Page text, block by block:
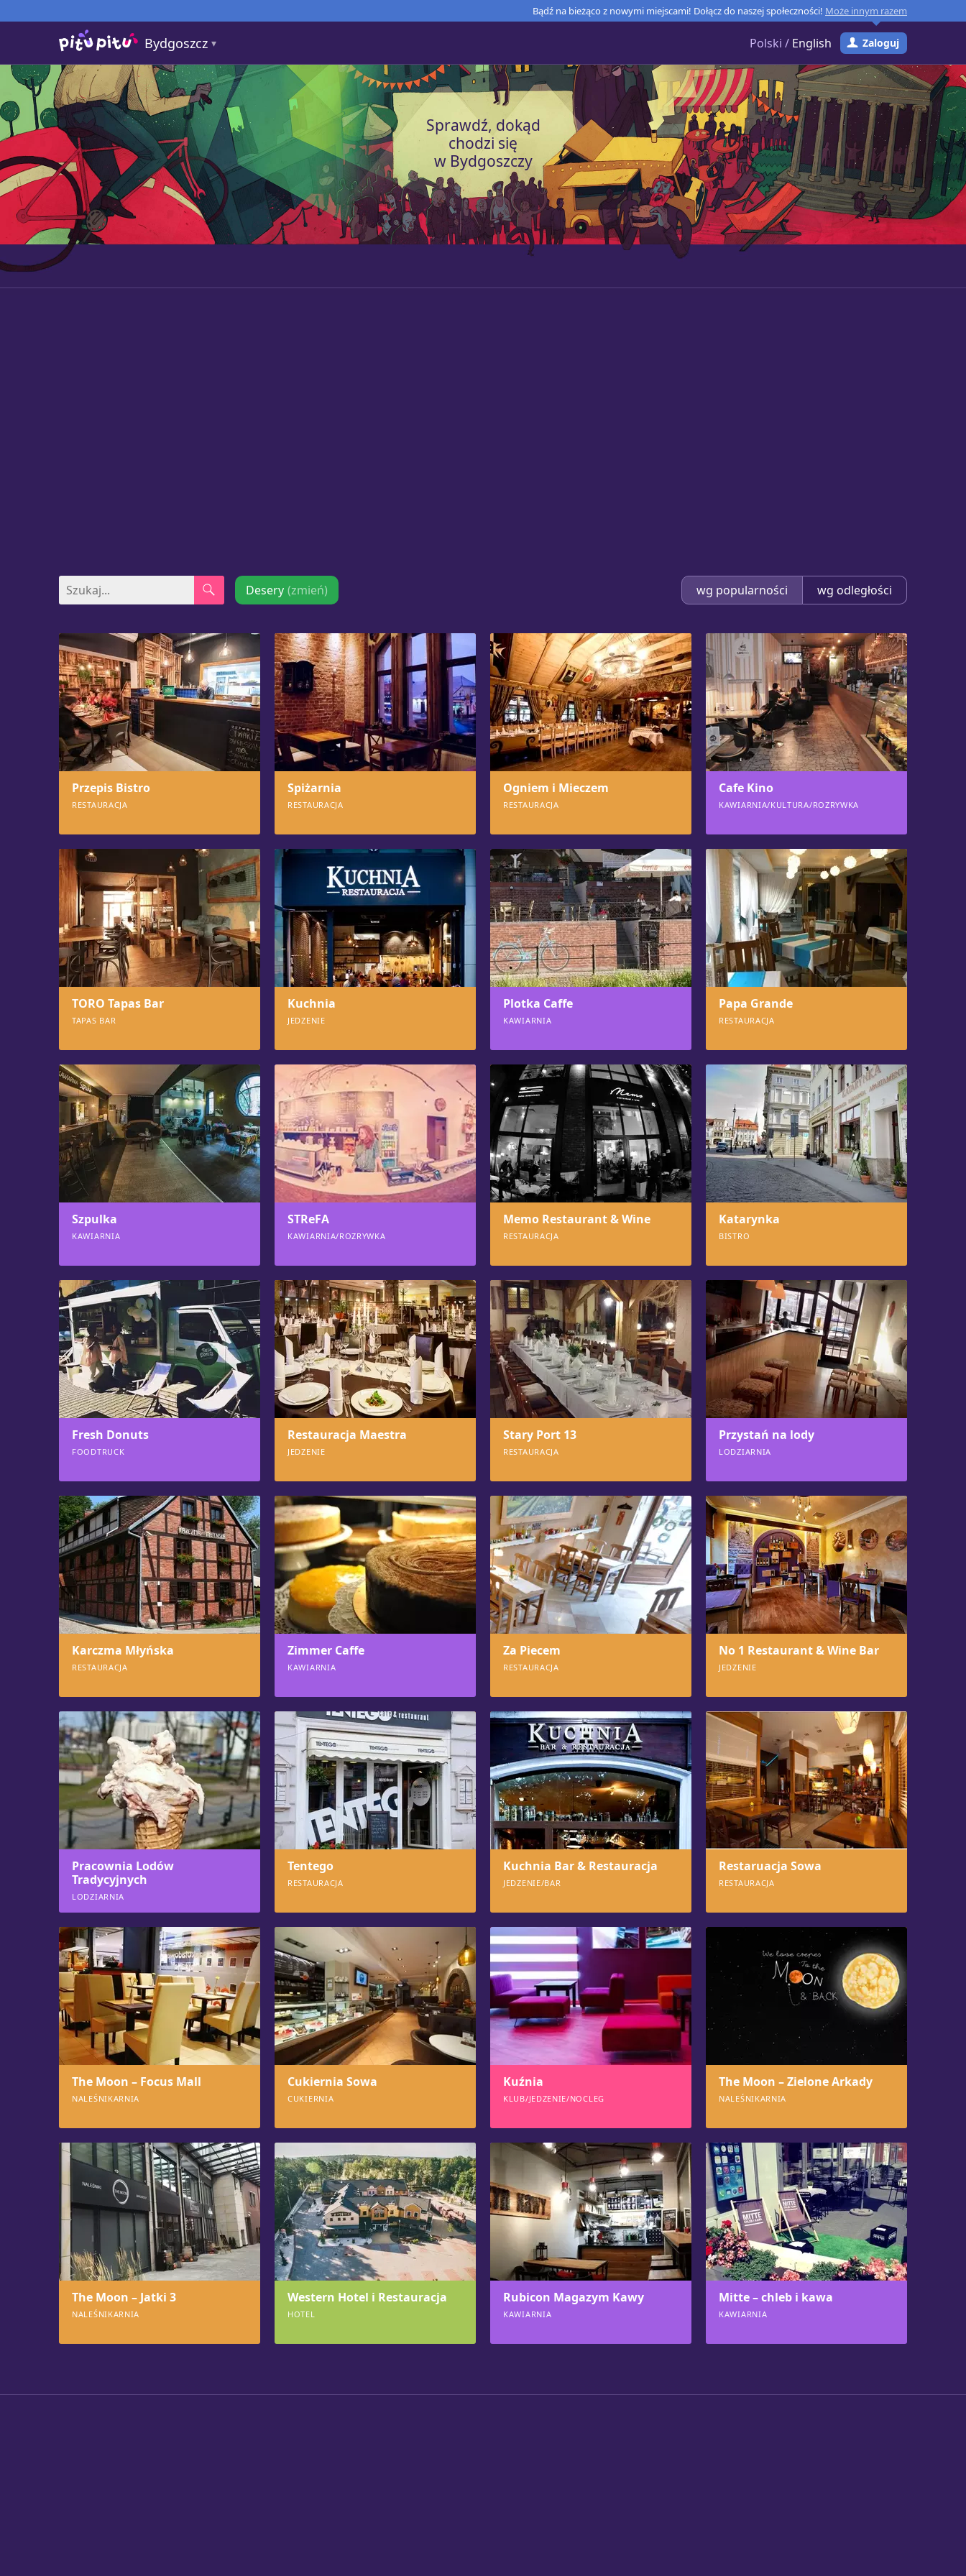
Bądź na bieżąco z nowymi miejscami! Dołącz do naszej społeczności! Może innym razem
Bydgoszcz Polski / English Zaloguj
Sprawdź, dokąd
chodzi się
w Bydgoszczy
Desery wg popularności wg odległości
Przepis Bistro
RESTAURACJA
Spiżarnia
RESTAURACJA
Ogniem i Mieczem
RESTAURACJA
Cafe Kino
KAWIARNIA/KULTURA/ROZRYWKA
TORO Tapas Bar
TAPAS BAR
Kuchnia
JEDZENIE
Plotka Caffe
KAWIARNIA
Papa Grande
RESTAURACJA
Szpulka
KAWIARNIA
STReFA
KAWIARNIA/ROZRYWKA
Memo Restaurant & Wine
RESTAURACJA
Katarynka
BISTRO
Fresh Donuts
FOODTRUCK
Restauracja Maestra
JEDZENIE
Stary Port 13
RESTAURACJA
Przystań na lody
LODZIARNIA
Karczma Młyńska
RESTAURACJA
Zimmer Caffe
KAWIARNIA
Za Piecem
RESTAURACJA
No 1 Restaurant & Wine Bar
JEDZENIE
Pracownia Lodów
Tradycyjnych
LODZIARNIA
Tentego
RESTAURACJA
Kuchnia Bar & Restauracja
JEDZENIE/BAR
Restaruacja Sowa
RESTAURACJA
The Moon – Focus Mall
NALEŚNIKARNIA
Cukiernia Sowa
CUKIERNIA
Kuźnia
KLUB/JEDZENIE/NOCLEG
The Moon – Zielone Arkady
NALEŚNIKARNIA
The Moon – Jatki 3
NALEŚNIKARNIA
Western Hotel i Restauracja
HOTEL
Rubicon Magazym Kawy
KAWIARNIA
Mitte – chleb i kawa
KAWIARNIA